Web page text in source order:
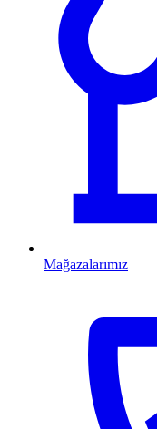
Mağazalarımız